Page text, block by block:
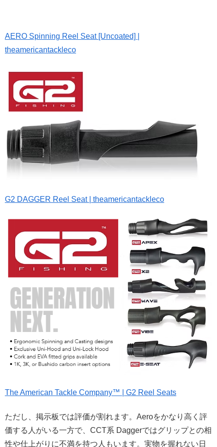
AERO Spinning Reel Seat [Uncoated] |
theamericantackleco
G2 DAGGER Reel Seat | theamericantackleco
The American Tackle Company™ | G2 Reel Seats
ただし、掲示板では評価が割れます。Aeroをかなり高く評
価する人がいる一方で、CCT系 Daggerではグリップとの相
性や仕上がりに不満を持つ人もいます。実物を握れない日